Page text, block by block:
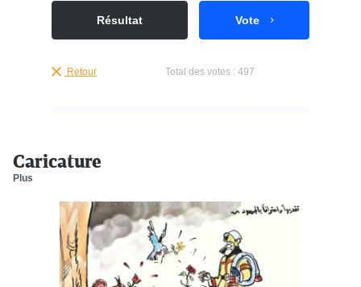
Résultat Vote
Retour Total des votes : 497
Caricature
Plus